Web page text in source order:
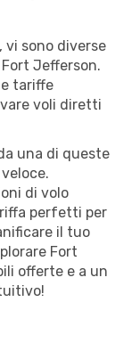
vi sono diverse
Jefferson.
tariffe
voli diretti
una di queste
di volo
perfetti per
il tuo
Fort
offerte e a un